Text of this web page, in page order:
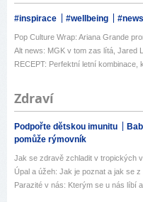
#inspirace #wellbeing #news
Pop Culture Wrap: Ariana Grande
Alt news: MGK v tom zas lítá, Jared
RECEPT: Perfektní letní kombinace,
Zdraví
Podpořte dětskou imunitu
pomůže rýmovník
Jak se zdravě zchladit v tropických
Úpal a úžeh: Jak je poznat a jak se
Parazité v nás: Kterým se u nás líbí